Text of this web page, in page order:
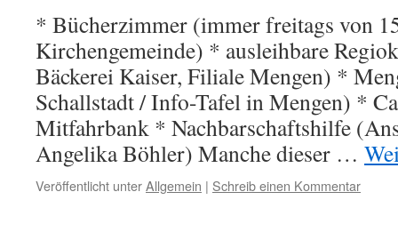
* Bücherzimmer (immer freitags von
Kirchengemeinde) * ausleihbare
Bäckerei Kaiser, Filiale Mengen) *
Schallstadt / Info-Tafel in Mengen) *
Mitfahrbank * Nachbarschaftshilfe
Angelika Böhler) Manche dieser …
Veröffentlicht unterAllgemein | Schreib einen Kommentar